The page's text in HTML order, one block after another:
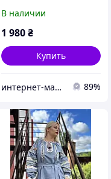
В наличии
1 980 ₴
Купить
интернет-магазин одежды Ovi-Shop 89%